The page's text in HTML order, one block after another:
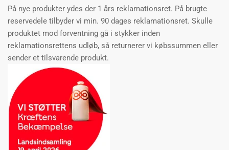
På nye produkter ydes der 1 års reklamationsret. På brugte
reservedele tilbyder vi min. 90 dages reklamationsret. Skulle
produktet mod forventning gå i stykker inden
reklamationsrettens udløb, så returnerer vi købssummen eller
sender et tilsvarende produkt.